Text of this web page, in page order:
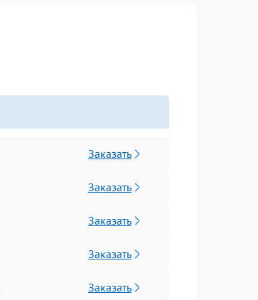
Заказать
Заказать
Заказать
Заказать
Заказать